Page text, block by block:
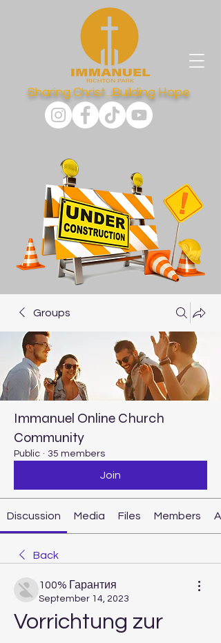
Sharing Christ...Building Hope
Groups
Immanuel Online Church
Community
Public · 35 members
Join
Discussion Media Files Members
Back
100% Гарантия
September 14, 2023
Vorrichtung zur